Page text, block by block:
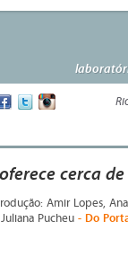
cerca
Amir Lopes,
Pucheu - Do